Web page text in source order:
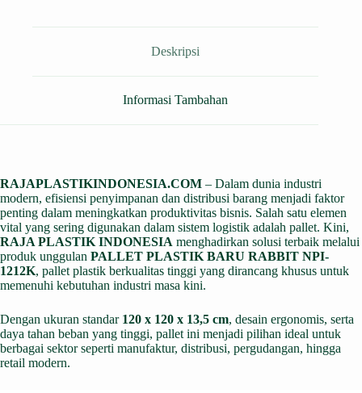
Deskripsi
Informasi Tambahan
RAJAPLASTIKINDONESIA.COM – Dalam dunia industri
modern, efisiensi penyimpanan dan distribusi barang menjadi faktor
penting dalam meningkatkan produktivitas bisnis. Salah satu elemen
vital yang sering digunakan dalam sistem logistik adalah pallet. Kini,
RAJA PLASTIK INDONESIA menghadirkan solusi terbaik melalui
produk unggulan PALLET PLASTIK BARU RABBIT NPI-
1212K, pallet plastik berkualitas tinggi yang dirancang khusus untuk
memenuhi kebutuhan industri masa kini.
Dengan ukuran standar 120 x 120 x 13,5 cm, desain ergonomis, serta
daya tahan beban yang tinggi, pallet ini menjadi pilihan ideal untuk
berbagai sektor seperti manufaktur, distribusi, pergudangan, hingga
retail modern.